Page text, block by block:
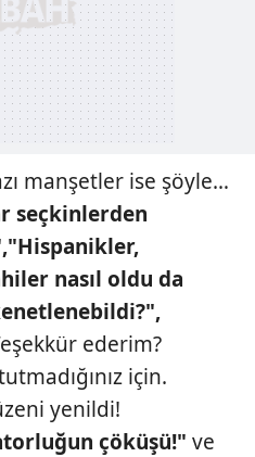
Çerezlere ilişkin detaylı bilgi
Çerez Bilgilendirme
Kanunu uyarınca
okumak ve sitemizde
manşetler ise şöyle…
seçkinlerden
nasıl oldu da
ederim?
için.
yenildi!
luğun çöküşü!" ve